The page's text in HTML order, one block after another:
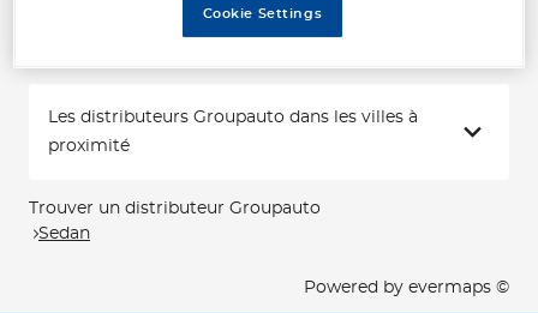
Voir plus
Les distributeurs Groupauto dans les villes à
proximité
Trouver un distributeur Groupauto
Sedan
Powered by evermaps ©
Cookie Settings